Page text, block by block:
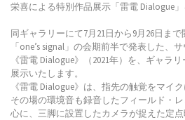
栄喜による特別作品展示「雷電 Dialogue」
同ギャラリーにて7月21日から9月26日ま
「one’s signal」の会期前半で発表した、
《雷電 Dialogue》（2021年）を、ギャラ
展示いたします。
《雷電 Dialogue》は、指先の触覚をマイ
その場の環境音も録音したフィールド・
心に、三脚に設置したカメラが捉えた定